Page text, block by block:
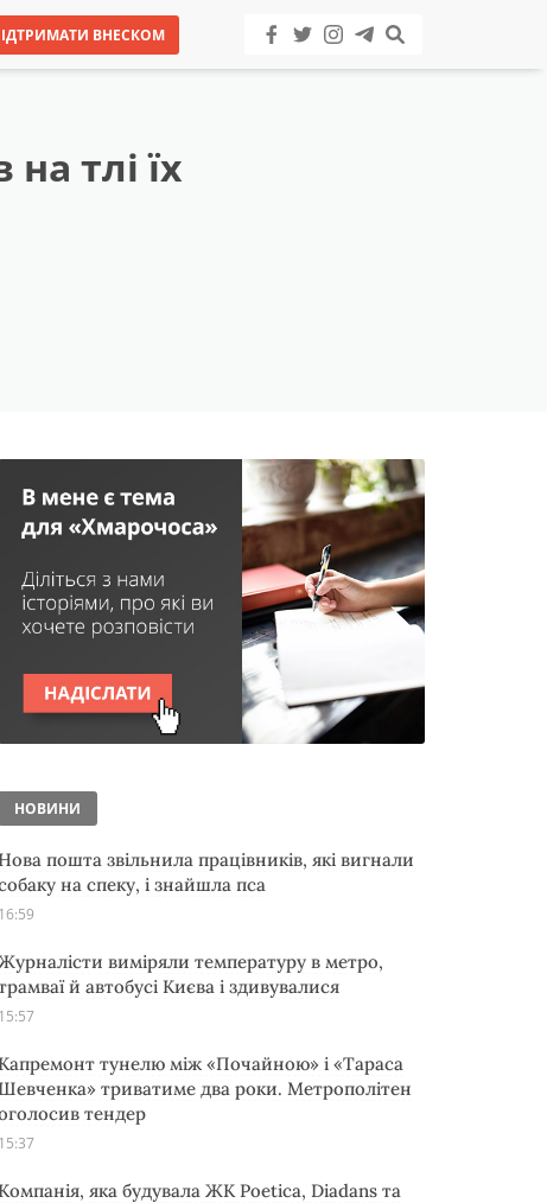
ВНЕСКОМ
тлі їх
НОВИНИ
пошта звільнила працівників, які вигнали
на спеку, і знайшла пса
16:59
виміряли температуру в метро,
й автобусі Києва і здивувалися
15:57
тунелю між «Почайною» і «Тараса
триватиме два роки. Метрополітен
тендер
15:37
яка будувала ЖК Poetica, Diadans та